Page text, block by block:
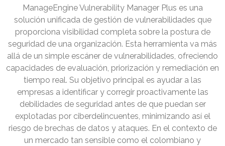
ManageEngine Vulnerability Manager Plus es una
solución unificada de gestión de vulnerabilidades que
proporciona visibilidad completa sobre la postura de
seguridad de una organización. Esta herramienta va más
allá de un simple escáner de vulnerabilidades, ofreciendo
capacidades de evaluación, priorización y remediación en
tiempo real. Su objetivo principal es ayudar a las
empresas a identificar y corregir proactivamente las
debilidades de seguridad antes de que puedan ser
explotadas por ciberdelincuentes, minimizando así el
riesgo de brechas de datos y ataques. En el contexto de
un mercado tan sensible como el colombiano y